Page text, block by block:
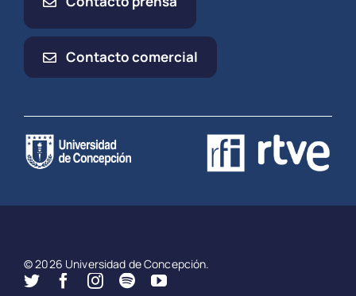
Contacto comercial
© 2026 Universidad de Concepción.